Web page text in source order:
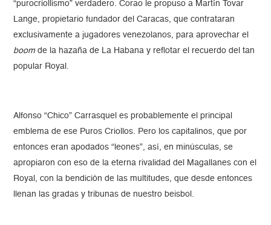
“purocriollismo” verdadero. Corao le propuso a Martín Tovar
Lange, propietario fundador del Caracas, que contrataran
exclusivamente a jugadores venezolanos, para aprovechar el
boomde la hazaña de La Habana y reflotar el recuerdo del tan
popular Royal.
Alfonso “Chico” Carrasquel es probablemente el principal
emblema de ese Puros Criollos. Pero los capitalinos, que por
entonces eran apodados “leones”, así, en minúsculas, se
apropiaron con eso de la eterna rivalidad del Magallanes con el
Royal, con la bendición de las multitudes, que desde entonces
llenan las gradas y tribunas de nuestro beisbol.